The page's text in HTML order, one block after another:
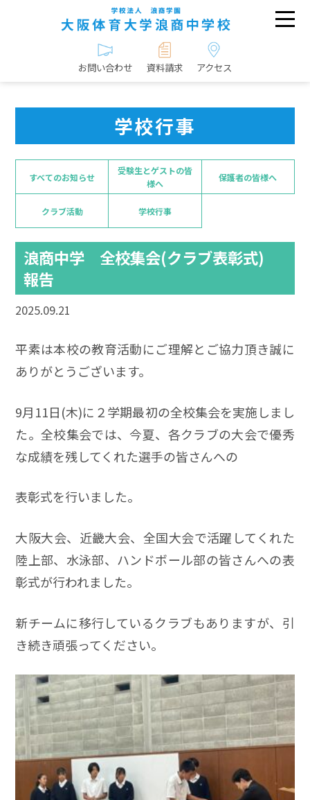
お問い合わせ 資料請求 アクセス
学校行事
すべてのお知らせ
受験生とゲストの皆
様へ
保護者の皆様へ
クラブ活動 学校行事
浪商中学 全校集会(クラブ表彰式)
報告
2025.09.21
平素は本校の教育活動にご理解とご協力頂き誠に
ありがとうございます。
9月11日(木)に２学期最初の全校集会を実施しまし
た。全校集会では、今夏、各クラブの大会で優秀
な成績を残してくれた選手の皆さんへの
表彰式を行いました。
大阪大会、近畿大会、全国大会で活躍してくれた
陸上部、水泳部、ハンドボール部の皆さんへの表
彰式が行われました。
新チームに移行しているクラブもありますが、引
き続き頑張ってください。